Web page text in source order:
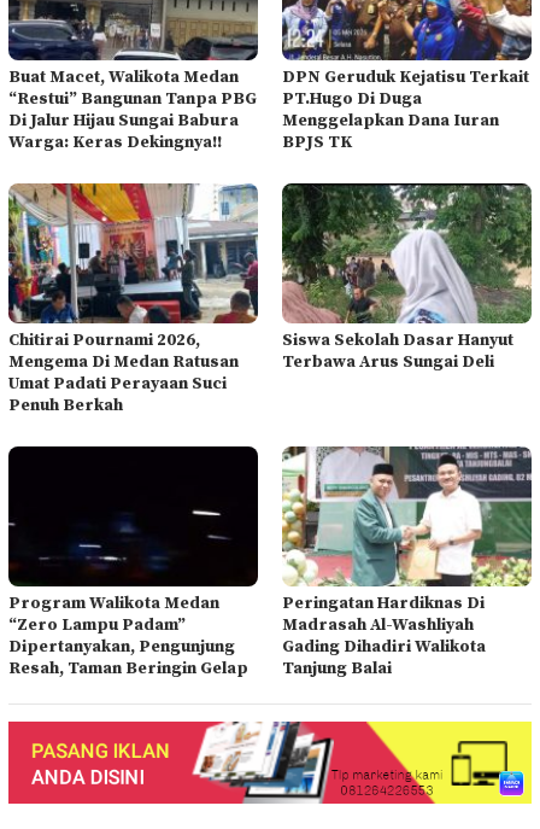
Buat Macet, Walikota Medan
“Restui” Bangunan Tanpa PBG
Di Jalur Hijau Sungai Babura
Warga: Keras Dekingnya!!
DPN Geruduk Kejatisu Terkait
PT.Hugo Di Duga
Menggelapkan Dana Iuran
BPJS TK
Chitirai Pournami 2026,
Mengema Di Medan Ratusan
Umat Padati Perayaan Suci
Penuh Berkah
Siswa Sekolah Dasar Hanyut
Terbawa Arus Sungai Deli
Program Walikota Medan
“Zero Lampu Padam”
Dipertanyakan, Pengunjung
Resah, Taman Beringin Gelap
Peringatan Hardiknas Di
Madrasah Al-Washliyah
Gading Dihadiri Walikota
Tanjung Balai